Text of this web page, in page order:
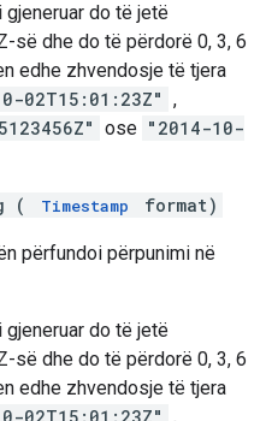
gjeneruar do të jetë
së dhe do të përdorë 0, 3, 6
edhe zhvendosje të tjera
02T15:01:23Z" ,
ose "2014-10-
( Timestamp format)
përfundoi përpunimi në
gjeneruar do të jetë
së dhe do të përdorë 0, 3, 6
edhe zhvendosje të tjera